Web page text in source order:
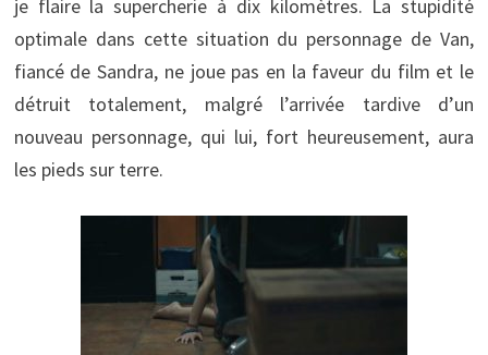
je flaire la supercherie à dix kilomètres. La stupidité
optimale dans cette situation du personnage de Van,
fiancé de Sandra, ne joue pas en la faveur du film et le
détruit totalement, malgré l’arrivée tardive d’un
nouveau personnage, qui lui, fort heureusement, aura
les pieds sur terre.